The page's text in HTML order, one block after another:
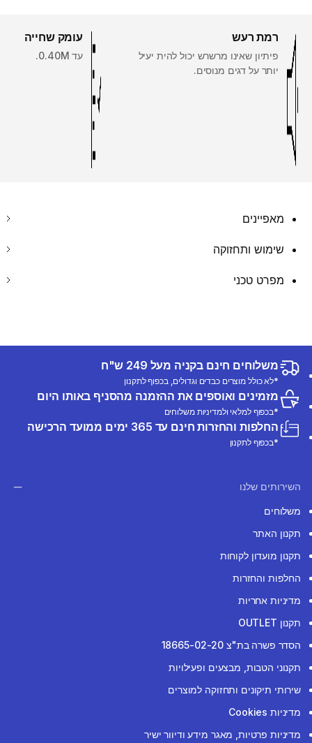
רמת רעש
פיתיון שאינו מרשרש יכול להית יעיל
יותר על דגים מנוסים.
עומק שחייה
עד 0.40M.
מאפיינים
שימוש ותחזוקה
מפרט טכני
משלוחים חינם בקניה מעל 249 ש"ח
*לא כולל מוצרים כבדים וגדולים, בכפוף לתקנון
מזמינים ואוספים את ההזמנה מהסניף באותו היום
*בכפוף למלאי ולמדיניות משלוחים
החלפות והחזרות חינם עד 365 ימים ממועד הרכישה
*בכפוף לתקנון
השירותים שלנו
משלוחים
תקנון האתר
תקנון מועדון לקוחות
החלפות והחזרות
מדיניות אחריות
תקנון OUTLET
הסדר פשרה בת"צ 18665-02-20
תקנוני הטבות, מבצעים ופעילויות
שירותי תיקונים ותחזוקה למוצרים
מדיניות Cookies
מדיניות פרטיות, מאגר מידע ודיוור ישיר